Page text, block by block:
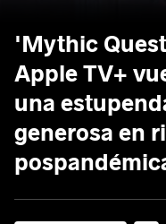
'Mythic
Apple TV+
una
generosa en